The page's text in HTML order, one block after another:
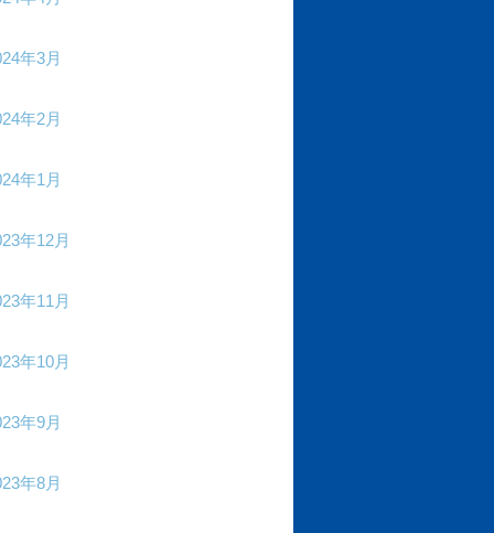
年3月
年2月
年1月
年12月
年11月
年10月
年9月
年8月